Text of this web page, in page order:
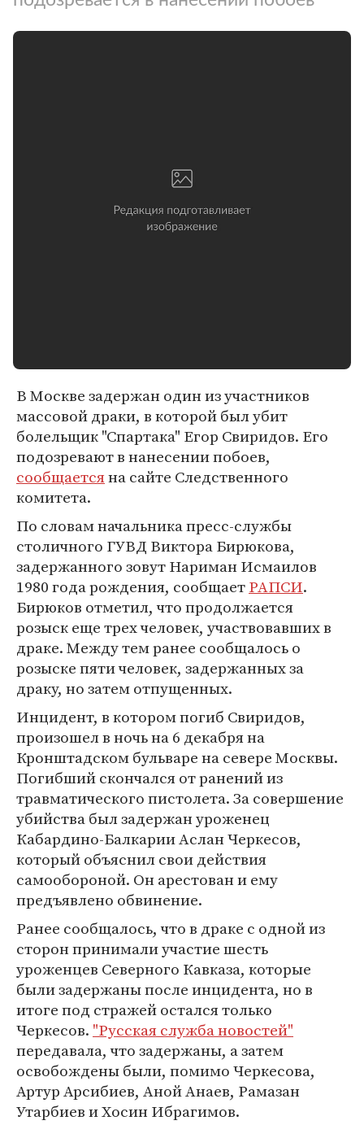
В Москве задержан один из участников
массовой драки, в которой был убит
болельщик "Спартака" Егор Свиридов. Его
подозревают в нанесении побоев,
сообщаетсяна сайте Следственного
комитета.
По словам начальника пресс-службы
столичного ГУВД Виктора Бирюкова,
задержанного зовут Нариман Исмаилов
1980 года рождения, сообщаетРАПСИ.
Бирюков отметил, что продолжается
розыск еще трех человек, участвовавших в
драке. Между тем ранее сообщалось о
розыске пяти человек, задержанных за
драку, но затем отпущенных.
Инцидент, в котором погиб Свиридов,
произошел в ночь на 6 декабря на
Кронштадском бульваре на севере Москвы.
Погибший скончался от ранений из
травматического пистолета. За совершение
убийства был задержан уроженец
Кабардино-Балкарии Аслан Черкесов,
который объяснил свои действия
самообороной. Он арестован и ему
предъявлено обвинение.
Ранее сообщалось, что в драке с одной из
сторон принимали участие шесть
уроженцев Северного Кавказа, которые
были задержаны после инцидента, но в
итоге под стражей остался только
Черкесов. "Русская служба новостей"
передавала, что задержаны, а затем
освобождены были, помимо Черкесова,
Артур Арсибиев, Аной Анаев, Рамазан
Утарбиев и Хосин Ибрагимов.